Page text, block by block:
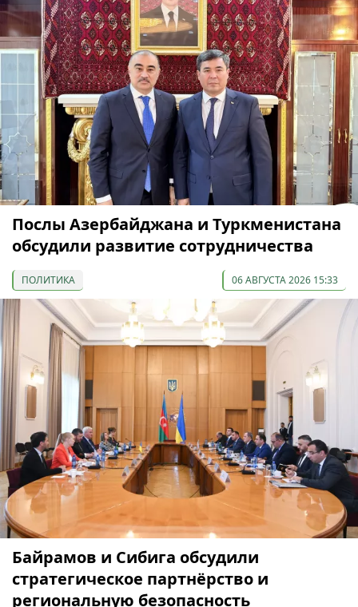
Послы Азербайджана и Туркменистана
обсудили развитие сотрудничества
ПОЛИТИКА 06 АВГУСТА 2026 15:33
Байрамов и Сибига обсудили
стратегическое партнёрство и
региональную безопасность